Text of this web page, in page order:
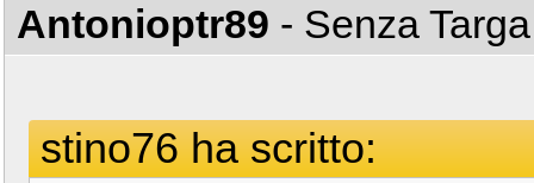
Antonioptr89 - Senza
stino76 ha scritto: